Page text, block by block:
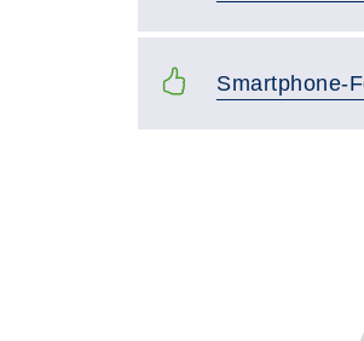
Smartphone-